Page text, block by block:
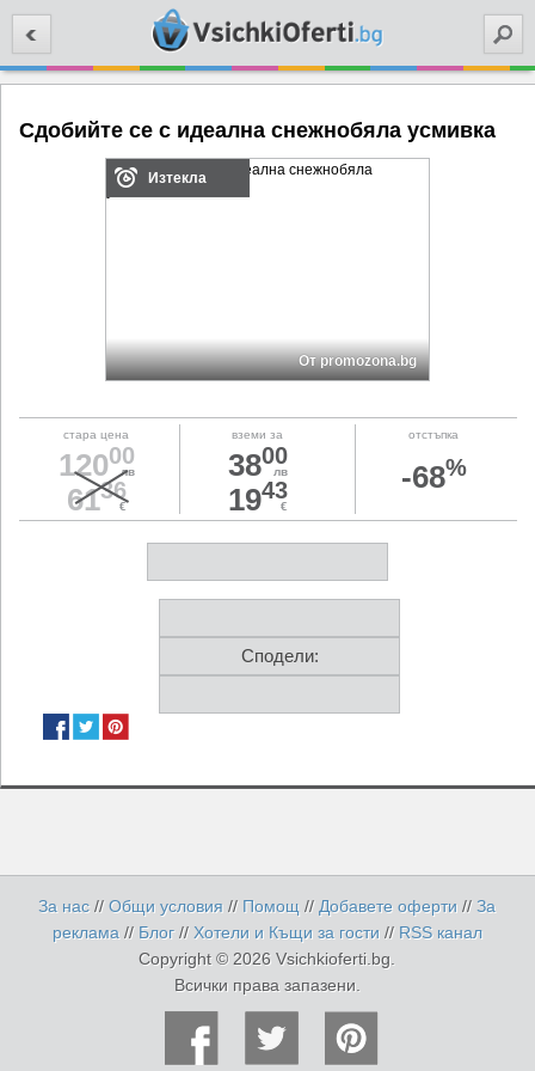
Сдобийте се с идеална снежнобяла усмивка
Изтекла
От promozona.bg
стара цена
12000
лв
6136
€
вземи за
3800
лв
1943
€
отстъпка
-68%
Сподели:
За нас //Общи условия // Помощ // Добавете оферти//За
реклама // Блог // Хотели и Къщи за гости // RSS канал
Copyright © 2026 Vsichkioferti.bg.
Всички права запазени.